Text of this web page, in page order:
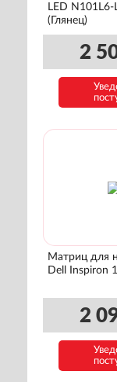
LED N101L6-
(Глянец)
2
Матриц для
Dell Inspiron
2